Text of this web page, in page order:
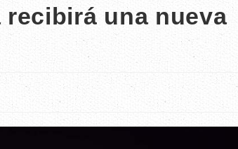
recibirá una nueva